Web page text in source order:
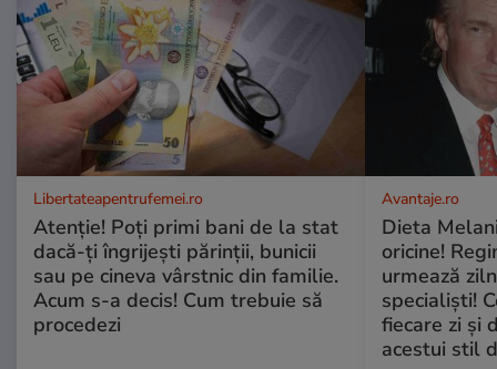
Libertateapentrufemei.ro
Atenție! Poți primi bani de la stat
dacă-ți îngrijești părinții, bunicii
sau pe cineva vârstnic din familie.
Acum s-a decis! Cum trebuie să
procedezi
Avantaje.ro
Dieta
oricine!
urmează
specialiști!
fiecare zi și
acestui stil